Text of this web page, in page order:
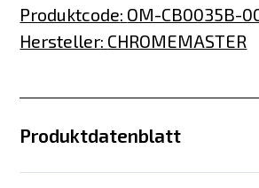
Produktcode: OM-CB0035B-
Hersteller: CHROMEMASTER
Produktdatenblatt